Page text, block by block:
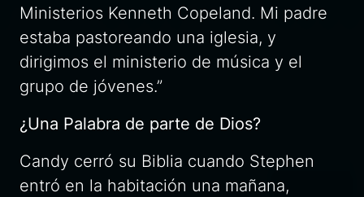
Ministerios Kenneth Copeland. Mi padre
estaba pastoreando una iglesia, y
dirigimos el ministerio de música y el
grupo de jóvenes.”
¿Una Palabra de parte de Dios?
Candy cerró su Biblia cuando Stephen
entró en la habitación una mañana,